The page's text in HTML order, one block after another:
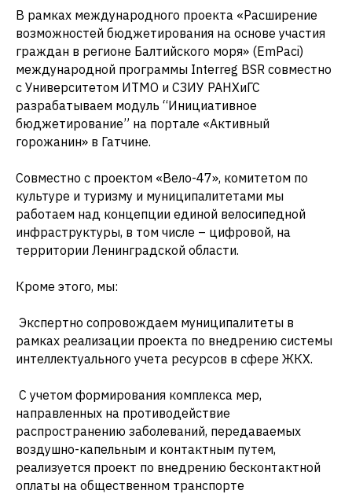
В рамках международного проекта «Расширение
возможностей бюджетирования на основе участия
граждан в регионе Балтийского моря» (EmPaci)
международной программы Interreg BSR совместно
с Университетом ИТМО и СЗИУ РАНХиГС
разрабатываем модуль “Инициативное
бюджетирование” на портале «Активный
горожанин» в Гатчине.
Совместно с проектом «Вело-47», комитетом по
культуре и туризму и муниципалитетами мы
работаем над концепции единой велосипедной
инфраструктуры, в том числе – цифровой, на
территории Ленинградской области.
Кроме этого, мы:
Экспертно сопровождаем муниципалитеты в
рамках реализации проекта по внедрению системы
интеллектуального учета ресурсов в сфере ЖКХ.
С учетом формирования комплекса мер,
направленных на противодействие
распространению заболеваний, передаваемых
воздушно-капельным и контактным путем,
реализуется проект по внедрению бесконтактной
оплаты на общественном транспорте